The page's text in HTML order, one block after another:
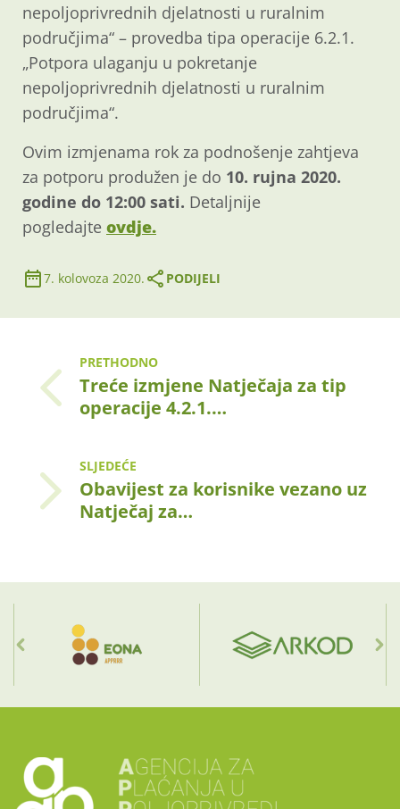
nepoljoprivrednih djelatnosti u ruralnim
područjima“ – provedba tipa operacije 6.2.1.
„Potpora ulaganju u pokretanje
nepoljoprivrednih djelatnosti u ruralnim
područjima“.
Ovim izmjenama rok za podnošenje zahtjeva
za potporu produžen je do 10. rujna 2020.
godine do 12:00 sati. Detaljnije
pogledajte ovdje.
7. kolovoza 2020. PODIJELI
PRETHODNO
Treće izmjene Natječaja za tip
operacije 4.2.1.…
SLJEDEĆE
Obavijest za korisnike vezano uz
Natječaj za…